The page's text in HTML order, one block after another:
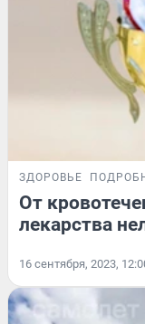
ЗДОРОВЬЕ
От
лекарства
16 сентября, 2023,